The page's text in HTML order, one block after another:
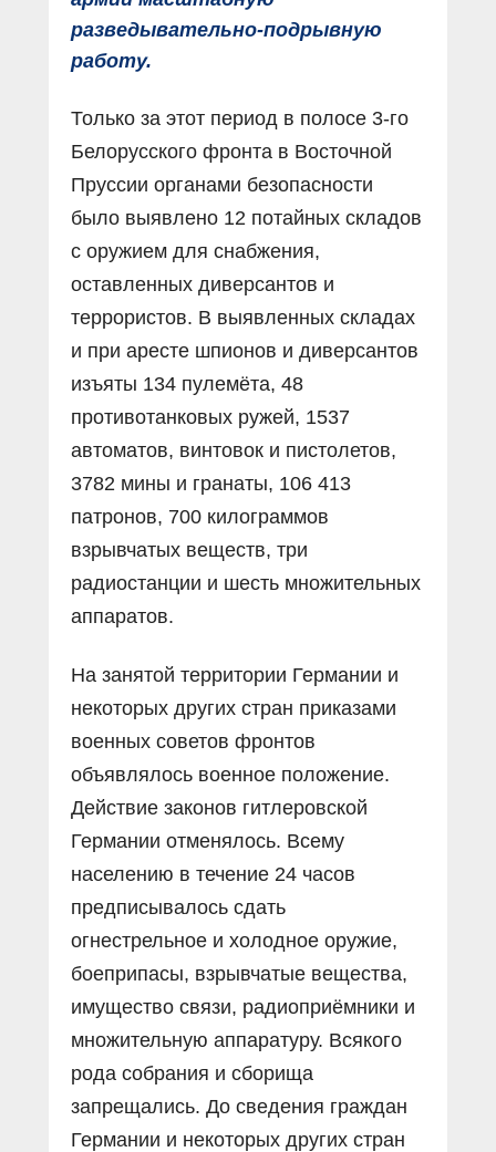
разведывательно-подрывную
работу.
Только за этот период в полосе 3-го
Белорусского фронта в Восточной
Пруссии органами безопасности
было выявлено 12 потайных складов
с оружием для снабжения,
оставленных диверсантов и
террористов. В выявленных складах
и при аресте шпионов и диверсантов
изъяты 134 пулемёта, 48
противотанковых ружей, 1537
автоматов, винтовок и пистолетов,
3782 мины и гранаты, 106 413
патронов, 700 килограммов
взрывчатых веществ, три
радиостанции и шесть множительных
аппаратов.
На занятой территории Германии и
некоторых других стран приказами
военных советов фронтов
объявлялось военное положение.
Действие законов гитлеровской
Германии отменялось. Всему
населению в течение 24 часов
предписывалось сдать
огнестрельное и холодное оружие,
боеприпасы, взрывчатые вещества,
имущество связи, радиоприёмники и
множительную аппаратуру. Всякого
рода собрания и сборища
запрещались. До сведения граждан
Германии и некоторых других стран